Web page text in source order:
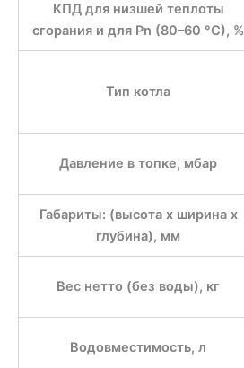
КПД для низшей теплоты
сгорания и для Pn (80–60 °C), %
Тип котла
Давление в топке, мбар
Габариты: (высота x ширина x
глубина), мм
Вес нетто (без воды), кг
Водовместимость, л